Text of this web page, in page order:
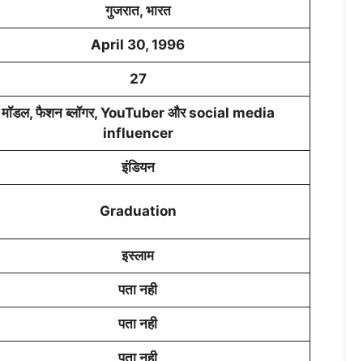
गुजरात, भारत
April 30, 1996
27
मॉडल, फैशन ब्लॉगर, YouTuber और social media
influencer
इंडियन
Graduation
इस्लाम
पता नही
पता नही